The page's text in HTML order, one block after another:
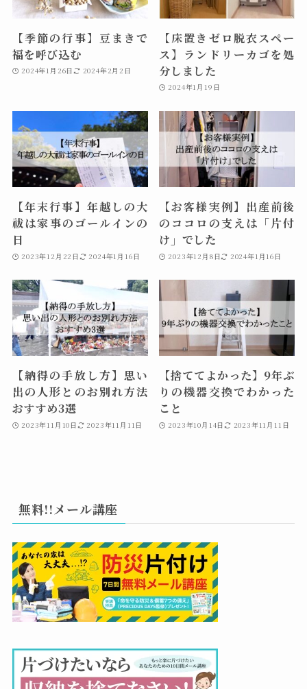
【季節の行事】豆まきで
福を呼び込む
2024年1月26日 2024年2月2日
【床置きゼロ脱衣スペー
ス】ランドリーカゴを処
分しました
2024年1月19日
【年末行事】年越しの大
祓は家事のゴールインの
日
2023年12月22日 2024年1月16日
【お客様実例】出産前後
のココロの支えは「片付
け」でした
2023年12月8日 2024年1月16日
【納得の手放し方】思い
出の人形とのお別れ方法
おすすめ3選
2023年11月10日 2023年11月11日
【捨ててよかった】9年ぶ
りの機器交換でわかった
こと
2023年10月14日 2023年11月11日
無料!!メール講座